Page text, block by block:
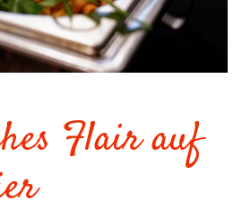
Flair auf